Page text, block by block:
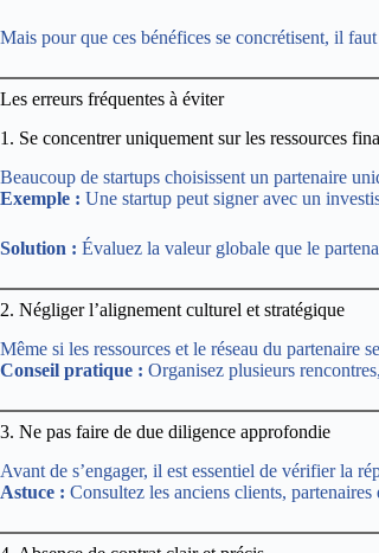
Mais pour que ces bénéfices se concrétisent, il
Les erreurs fréquentes à éviter
1. Se concentrer uniquement sur les ressources
Beaucoup de startups choisissent un partenaire
Exemple : Une startup peut signer avec un
Solution : Évaluez la valeur globale que le
2. Négliger l’alignement culturel et stratégique
Même si les ressources et le réseau du partenaire
Conseil pratique : Organisez plusieurs
3. Ne pas faire de due diligence approfondie
Avant de s’engager, il est essentiel de vérifier la
Astuce : Consultez les anciens clients,